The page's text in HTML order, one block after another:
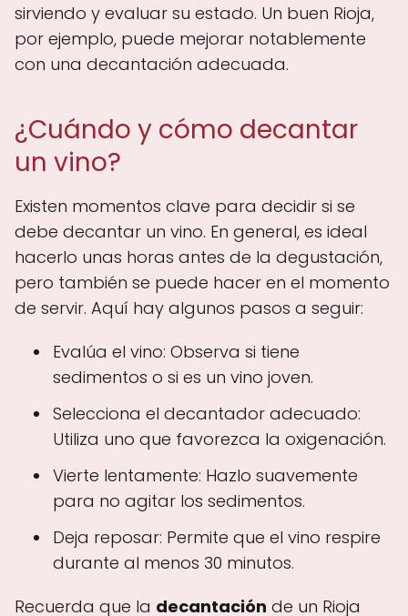
sirviendo y evaluar su estado. Un buen Rioja,
por ejemplo, puede mejorar notablemente
con una decantación adecuada.
¿Cuándo y cómo decantar
un vino?
Existen momentos clave para decidir si se
debe decantar un vino. En general, es ideal
hacerlo unas horas antes de la degustación,
pero también se puede hacer en el momento
de servir. Aquí hay algunos pasos a seguir:
Evalúa el vino: Observa si tiene
sedimentos o si es un vino joven.
Selecciona el decantador adecuado:
Utiliza uno que favorezca la oxigenación.
Vierte lentamente: Hazlo suavemente
para no agitar los sedimentos.
Deja reposar: Permite que el vino respire
durante al menos 30 minutos.
Recuerda que la decantación de un Rioja